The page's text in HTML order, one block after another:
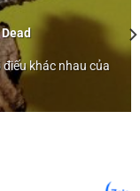
khác nhau của